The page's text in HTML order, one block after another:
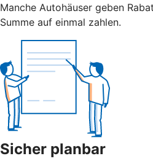
Manche Autohäuser geben
Summe auf einmal zahlen.
Sicher planbar